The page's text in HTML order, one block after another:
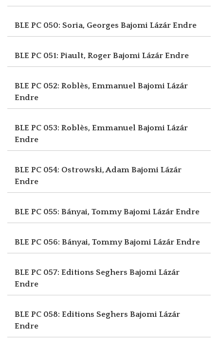
BLE PC 050: Soria, Georges Bajomi Lázár Endre
BLE PC 051: Piault, Roger Bajomi Lázár Endre
BLE PC 052: Roblès, Emmanuel Bajomi Lázár
Endre
BLE PC 053: Roblès, Emmanuel Bajomi Lázár
Endre
BLE PC 054: Ostrowski, Adam Bajomi Lázár
Endre
BLE PC 055: Bányai, TommyBajomi Lázár Endre
BLE PC 056: Bányai, TommyBajomi Lázár Endre
BLE PC 057: Editions Seghers Bajomi Lázár
Endre
BLE PC 058: Editions Seghers Bajomi Lázár
Endre